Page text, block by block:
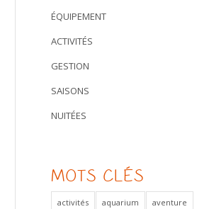
ÉQUIPEMENT
ACTIVITÉS
GESTION
SAISONS
NUITÉES
MOTS CLÉS
activités aquarium aventure